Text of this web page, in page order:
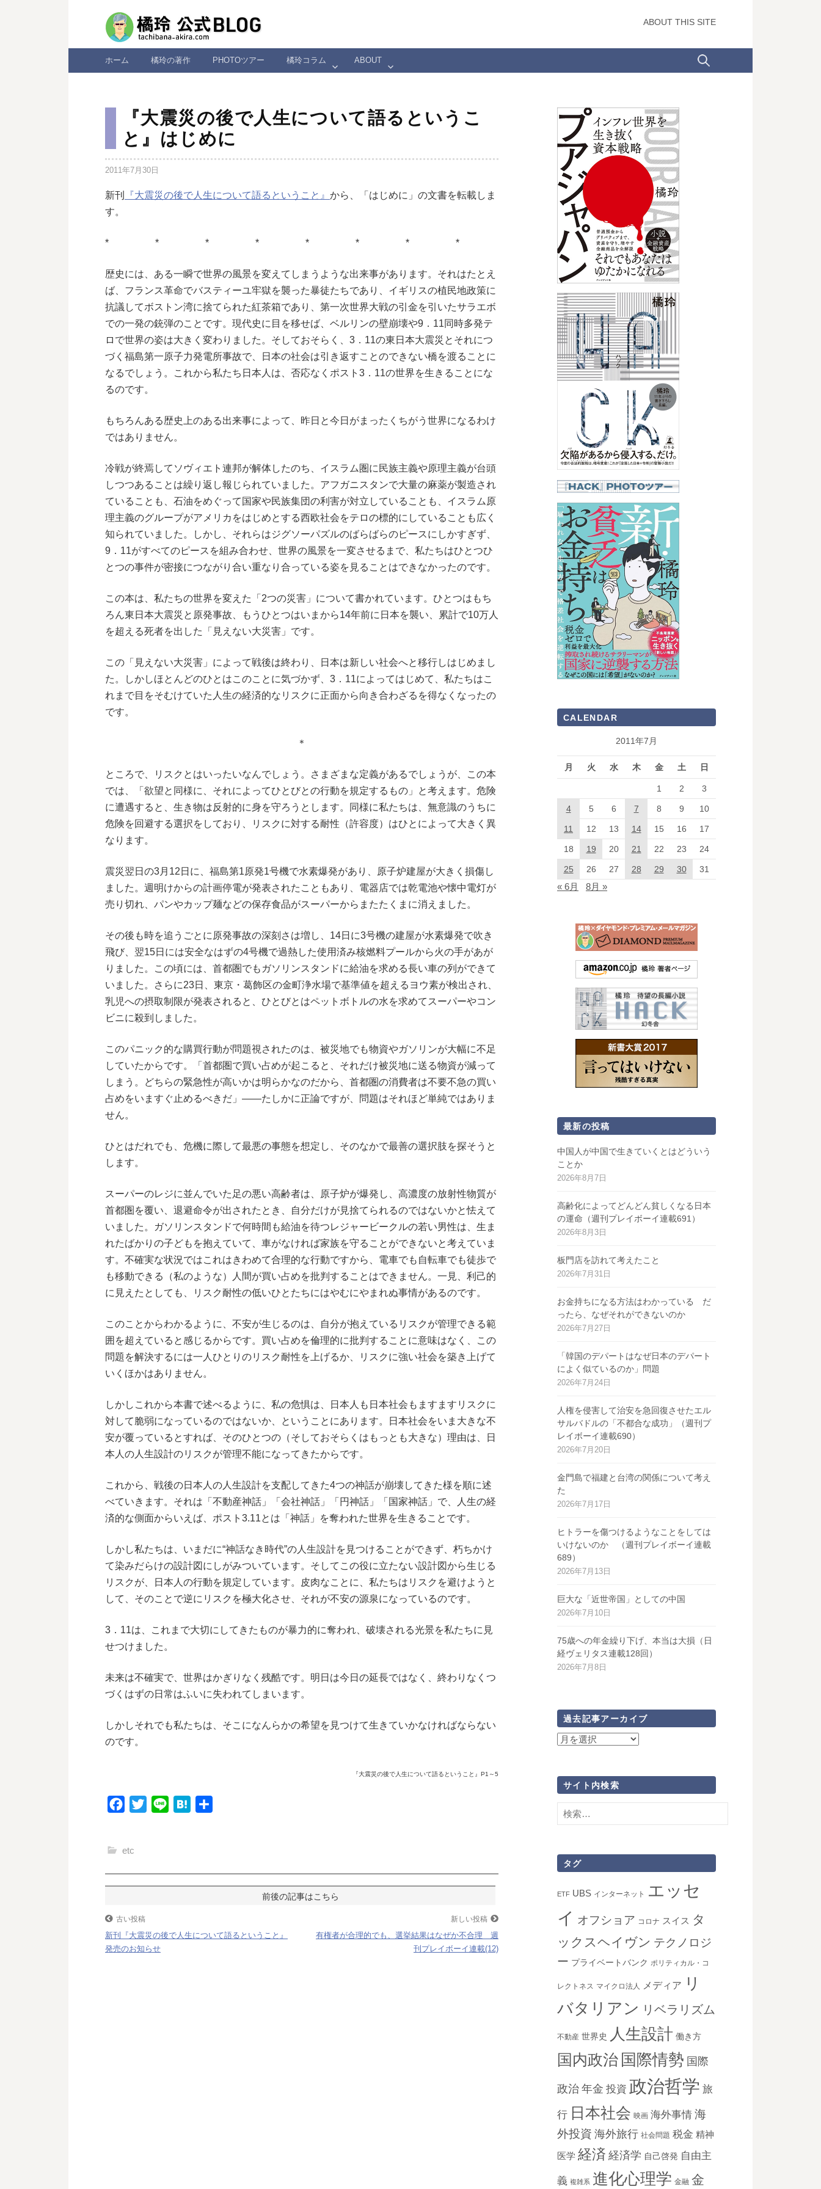
ツ
ABOUT THIS SITE
ホーム 橘玲の著作 PHOTOツアー 橘玲コラム ABOUT 検
『大震災の後で人生について語るというこ
と』はじめに
2011年7月30日
新刊 『大震災の後で人生について語るということ』 から、「はじめに」の文書を転載しま
す。
* * * * * * * *
歴史には、ある一瞬で世界の風景を変えてしまうような出来事があります。それはたとえ
ば、フランス革命でバスティーユ牢獄を襲った暴徒たちであり、イギリスの植民地政策に
抗議してボストン湾に捨てられた紅茶箱であり、第一次世界大戦の引金を引いたサラエボ
での一発の銃弾のことです。現代史に目を移せば、ベルリンの壁崩壊や9．11同時多発テ
ロで世界の姿は大きく変わりました。そしておそらく、3．11の東日本大震災とそれにつ
づく福島第一原子力発電所事故で、日本の社会は引き返すことのできない橋を渡ることに
なるでしょう。これから私たち日本人は、否応なくポスト3．11の世界を生きることにな
るのです。
もちろんある歴史上のある出来事によって、昨日と今日がまったくちがう世界になるわけ
ではありません。
冷戦が終焉してソヴィエト連邦が解体したのち、イスラム圏に民族主義や原理主義が台頭
しつつあることは繰り返し報じられていました。アフガニスタンで大量の麻薬が製造され
ていることも、石油をめぐって国家や民族集団の利害が対立していることも、イスラム原
理主義のグループがアメリカをはじめとする西欧社会をテロの標的にしていることも広く
知られていました。しかし、それらはジグソーパズルのばらばらのピースにしかすぎず、
9．11がすべてのピースを組み合わせ、世界の風景を一変させるまで、私たちはひとつひ
とつの事件が密接につながり合い重なり合っている姿を見ることはできなかったのです。
この本は、私たちの世界を変えた「2つの災害」について書かれています。ひとつはもち
ろん東日本大震災と原発事故、もうひとつはいまから14年前に日本を襲い、累計で10万人
を超える死者を出した「見えない大災害」です。
この「見えない大災害」によって戦後は終わり、日本は新しい社会へと移行しはじめまし
た。しかしほとんどのひとはこのことに気づかず、3．11によってはじめて、私たちはこ
れまで目をそむけていた人生の経済的なリスクに正面から向き合わざるを得なくなったの
です。
＊
ところで、リスクとはいったいなんでしょう。さまざまな定義があるでしょうが、この本
では、「欲望と同様に、それによってひとびとの行動を規定するもの」と考えます。危険
に遭遇すると、生き物は反射的に身を守ろうとします。同様に私たちは、無意識のうちに
危険を回避する選択をしており、リスクに対する耐性（許容度）はひとによって大きく異
なります。
震災翌日の3月12日に、福島第1原発1号機で水素爆発があり、原子炉建屋が大きく損傷し
ました。週明けからの計画停電が発表されたこともあり、電器店では乾電池や懐中電灯が
売り切れ、パンやカップ麺などの保存食品がスーパーからまたたくまに消えました。
その後も時を追うごとに原発事故の深刻さは増し、14日に3号機の建屋が水素爆発で吹き
飛び、翌15日には安全なはずの4号機で過熱した使用済み核燃料プールから火の手があが
りました。この頃には、首都圏でもガソリンスタンドに給油を求める長い車の列ができて
いました。さらに23日、東京・葛飾区の金町浄水場で基準値を超えるヨウ素が検出され、
乳児への摂取制限が発表されると、ひとびとはペットボトルの水を求めてスーパーやコン
ビニに殺到しました。
このパニック的な購買行動が問題視されたのは、被災地でも物資やガソリンが大幅に不足
していたからです。「首都圏で買い占めが起こると、それだけ被災地に送る物資が減って
しまう。どちらの緊急性が高いかは明らかなのだから、首都圏の消費者は不要不急の買い
占めをいますぐ止めるべきだ」――たしかに正論ですが、問題はそれほど単純ではありま
せん。
ひとはだれでも、危機に際して最悪の事態を想定し、そのなかで最善の選択肢を探そうと
します。
スーパーのレジに並んでいた足の悪い高齢者は、原子炉が爆発し、高濃度の放射性物質が
首都圏を覆い、退避命令が出されたとき、自分だけが見捨てられるのではないかと怯えて
いました。ガソリンスタンドで何時間も給油を待つレジャービークルの若い男性は、生ま
れたばかりの子どもを抱えていて、車がなければ家族を守ることができないと考えていま
す。不確実な状況ではこれはきわめて合理的な行動ですから、電車でも自転車でも徒歩で
も移動できる（私のような）人間が買い占めを批判することはできません。一見、利己的
に見えたとしても、リスク耐性の低いひとたちにはやむにやまれぬ事情があるのです。
このことからわかるように、不安が生じるのは、自分が抱えているリスクが管理できる範
囲を超えていると感じるからです。買い占めを倫理的に批判することに意味はなく、この
問題を解決するには一人ひとりのリスク耐性を上げるか、リスクに強い社会を築き上げて
いくほかはありません。
しかしこれから本書で述べるように、私の危惧は、日本人も日本社会もますますリスクに
対して脆弱になっているのではないか、ということにあります。日本社会をいま大きな不
安が覆っているとすれば、そのひとつの（そしておそらくはもっとも大きな）理由は、日
本人の人生設計のリスクが管理不能になってきたからです。
これから、戦後の日本人の人生設計を支配してきた4つの神話が崩壊してきた様を順に述
べていきます。それは「不動産神話」「会社神話」「円神話」「国家神話」で、人生の経
済的な側面からいえば、ポスト3.11とは「神話」を奪われた世界を生きることです。
しかし私たちは、いまだに“神話なき時代”の人生設計を見つけることができず、朽ちかけ
て染みだらけの設計図にしがみついています。そしてこの役に立たない設計図から生じる
リスクが、日本人の行動を規定しています。皮肉なことに、私たちはリスクを避けようと
して、そのことで逆にリスクを極大化させ、それが不安の源泉になっているのです。
3．11は、これまで大切にしてきたものが暴力的に奪われ、破壊される光景を私たちに見
せつけました。
未来は不確実で、世界はかぎりなく残酷です。明日は今日の延長ではなく、終わりなくつ
づくはずの日常はふいに失われてしまいます。
しかしそれでも私たちは、そこになんらかの希望を見つけて生きていかなければならない
のです。
『大震災の後で人生について語るということ』P1～5
e
b
o
k
t
e
n
a
etc
稿
ナ
古い投稿
新刊『大震災の後で人生について語るということ』
発売のお知らせ
新しい投稿
有権者が合理的でも、選挙結果はなぜか不合理 週
刊プレイボーイ連載(12)
CALENDAR
2011年7月
月 火 水 木 金 土 日
1 2 3
4 5 6 7 8 9 10
11 12 13 14 15 16 17
18 19 20 21 22 23 24
25 26 27 28 29 30 31
« 6月 8月 »
最新の投稿
中国人が中国で生きていくとはどういう
ことか
2026年8月7日
高齢化によってどんどん貧しくなる日本
の運命（週刊プレイボーイ連載691）
2026年8月3日
板門店を訪れて考えたこと
2026年7月31日
お金持ちになる方法はわかっている だ
ったら、なぜそれができないのか
2026年7月27日
「韓国のデパートはなぜ日本のデパート
によく似ているのか」問題
2026年7月24日
人権を侵害して治安を急回復させたエル
サルバドルの「不都合な成功」（週刊プ
レイボーイ連載690）
2026年7月20日
金門島で福建と台湾の関係について考え
た
2026年7月17日
ヒトラーを傷つけるようなことをしては
いけないのか （週刊プレイボーイ連載
689）
2026年7月13日
巨大な「近世帝国」としての中国
2026年7月10日
75歳への年金繰り下げ、本当は大損（日
経ヴェリタス連載128回）
2026年7月8日
過去記事アーカイブ
過
事
ー
カ
ブ
サイト内検索
検
索:
タグ
ETF UBS インターネット
エッセ
イ オフショア コロナ スイス タ
ックスヘイヴン テクノロジ
ー プライベートバンク ポリティカル・コ
レクトネス マイクロ法人 メディア
リ
バタリアン リベラリズム
不動産 世界史 人生設計 働き方
国内政治 国際情勢 国際
政治 年金 投資 政治哲学 旅
行 日本社会 映画 海外事情 海
外投資 海外旅行 社会問題 税金 精神
医学 経済 経済学 自己啓発 自由主
義 複雑系 進化心理学 金融 金